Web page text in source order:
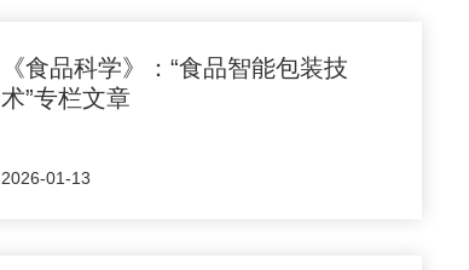
《食品科学》：“食品智能包装技
术”专栏文章
2026-01-13